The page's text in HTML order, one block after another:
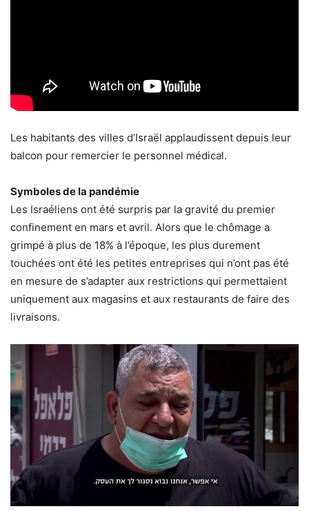
Les habitants des villes d’Israël applaudissent depuis leur
balcon pour remercier le personnel médical.
Symboles de la pandémie
Les Israéliens ont été surpris par la gravité du premier
confinement en mars et avril. Alors que le chômage a
grimpé à plus de 18% à l’époque, les plus durement
touchées ont été les petites entreprises qui n’ont pas été
en mesure de s’adapter aux restrictions qui permettaient
uniquement aux magasins et aux restaurants de faire des
livraisons.